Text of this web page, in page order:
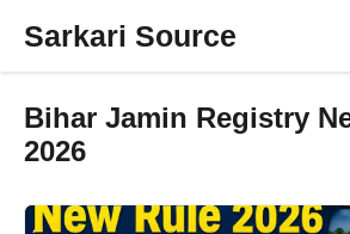
Sarkari Source
Bihar Jamin Registry
2026